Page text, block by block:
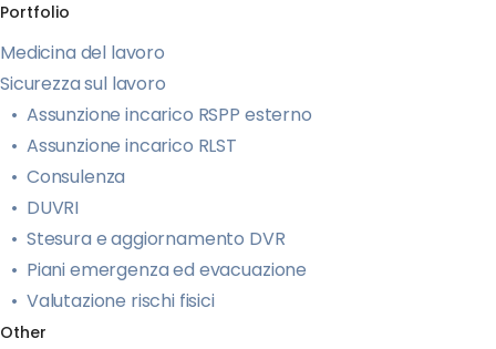
Portfolio
Medicina del lavoro
Sicurezza sul lavoro
Assunzione incarico RSPP esterno
Assunzione incarico RLST
Consulenza
DUVRI
Stesura e aggiornamento DVR
Piani emergenza ed evacuazione
Valutazione rischi fisici
Other